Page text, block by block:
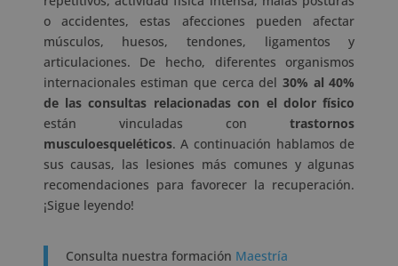
o accidentes, estas afecciones pueden afectar
músculos, huesos, tendones, ligamentos y
articulaciones. De hecho, diferentes organismos
internacionales estiman que cerca del30% al 40%
de las consultas relacionadas con el dolor físico
están vinculadas contrastornos
musculoesqueléticos. A continuación hablamos de
sus causas, las lesiones más comunes y algunas
recomendaciones para favorecer la recuperación.
¡Sigue leyendo!
Consulta nuestra formación Maestría